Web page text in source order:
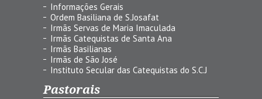
Informações Gerais
Ordem Basiliana de S.Josafat
Irmãs Servas de Maria Imaculada
Irmãs Catequistas de Santa Ana
Irmãs Basilianas
Irmãs de São José
Instituto Secular das Catequistas do S.C.J
Pastorais